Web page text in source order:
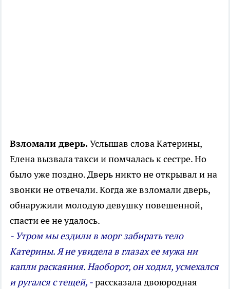
Взломали дверь.Услышав слова Катерины,
Елена вызвала такси и помчалась к сестре. Но
было уже поздно. Дверь никто не открывал и на
звонки не отвечали. Когда же взломали дверь,
обнаружили молодую девушку повешенной,
спасти ее не удалось.
- Утром мы ездили в морг забирать тело
Катерины. Я не увидела в глазах ее мужа ни
капли раскаяния. Наоборот, он ходил, усмехался
и ругался с тещей, -рассказала двоюродная